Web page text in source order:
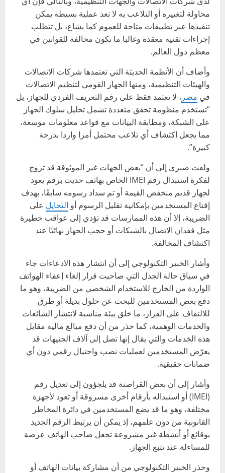
محاولة لتغييره أو التلاعب به لا تعد عملية بسيطة يمكن
تنفيذها عبر تطبيقات متاحة للعموم كما يشاع، بل تتطلب
إجراءات تقنية معقدة وغالبا ما تكون مخالفة للقوانين في
معظم دول العالم.
وأضاف أن الأنظمة الحديثة التي تعتمدها شركات الاتصالات
والهيئات التنظيمية، ومنها الجهاز القومي لتنظيم الاتصالات
في مصر ، لا تعتمد فقط على رقم التعريف الفردي للجهاز، بل
“تستخدم منظومة تحقق متعددة تشمل تحليل سلوك الجهاز
على الشبكة، ومطابقة البيانات مع قواعد معلومات موسعة،
مما يجعل اكتشاف أي تلاعب محتمل أمرا واردا بدرجة
كبيرة”.
ولفت صبري إلى أن “بعض الجهات غير الموثوقة قد تروج
لفكرة استبدال رقم IMEI الخاص بهاتف حديث برقم يعود
لجهاز قديم منخفض القيمة أو تم سداد رسومه سابقًا، بهدف
إقناع المستخدمين بإمكانية تقليل الرسوم أو التحايل على
الضريبة، إلا أن هذه الممارسات قد تؤدي إلى عواقب خطيرة
مثل فقدان الاتصال بالشبكات أو حجب الجهاز نهائيًا عند
اكتشاف المخالفة.
وأشار الخبير التكنولوجي إلى أن انتشار هذه الادعاءات جاء
في سياق حالة الجدل التي صاحبت قرار إلغاء إعفاء الهواتف
الواردة من الخارج للاستخدام الشخصي من الضريبة، وهو ما
دفع بعض المستخدمين للبحث عن حلول بديلة أو طرق
للالتفاف على القرار، ما خلق بيئة مناسبة لانتشار الشائعات
والخدمات الوهمية، كما حذر من أن دفع مبالغ مالية مقابل
هذه الخدمات والتي يقال إنها تصل إلى آلاف الجنيهات قد
يعرّض المستخدمين لعمليات نصب واحتيال رقمي دون أي
ضمانات حقيقية.
وأشار إلى أن بعض القراصنة قد يلجؤون إلى تعديل رقم
(IMEI) أو استبداله بأرقام أخرى مسروقة أو تعود لأجهزة
مختلفة، وهو ما قد يضع المستخدمين في دائرة المخاطر
القانونية من دون علمهم، إذ يمكن أن يرتبط الرقم الجديد
بوقائع أو أنشطة غير مشروعة تجعل صاحب الهاتف عرضة
للمساءلة عند تتبع الجهاز.
وحذر الخبير التكنولوجي من أن مشاركة بيانات الهاتف أو